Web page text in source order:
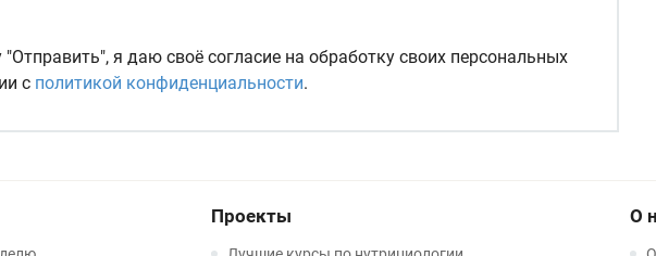
я даю своё согласие на обработку своих персональных
с политикой конфиденциальности.
Проекты О